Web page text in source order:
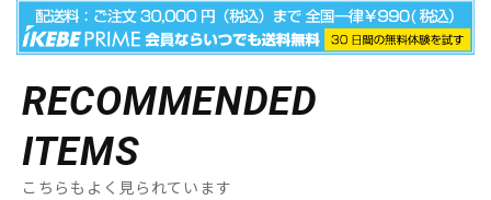
RECOMMENDED
ITEMS
こちらもよく見られています